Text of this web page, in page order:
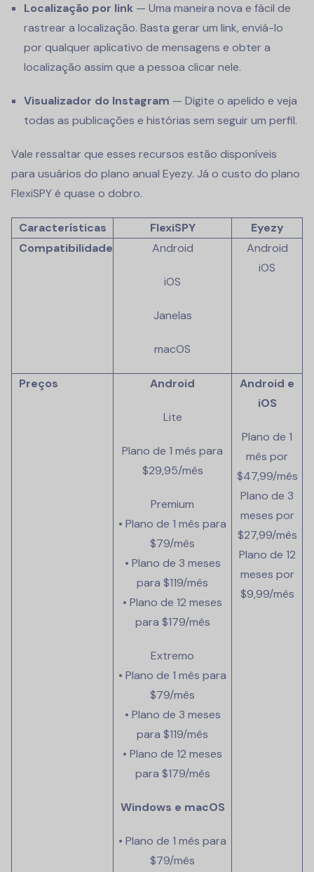
Localização por link — Uma maneira nova e fácil de
rastrear a localização. Basta gerar um link, enviá-lo
por qualquer aplicativo de mensagens e obter a
localização assim que a pessoa clicar nele.
Visualizador do Instagram — Digite o apelido e veja
todas as publicações e histórias sem seguir um perfil.
Vale ressaltar que esses recursos estão disponíveis
para usuários do plano anual Eyezy. Já o custo do plano
FlexiSPY é quase o dobro.
Características FlexiSPY
Eyezy
Compatibilidade
Android
iOS
Janelas
macOS
Android
iOS
Preços Android
Lite
Plano de 1 mês para
$29,95/mês
Premium
• Plano de 1 mês para
$79/mês
• Plano de 3 meses
para $119/mês
• Plano de 12 meses
para $179/mês
Extremo
• Plano de 1 mês para
$79/mês
• Plano de 3 meses
para $119/mês
• Plano de 12 meses
para $179/mês
Windows e macOS
• Plano de 1 mês para
$79/mês
Android e
iOS
Plano de 1
mês por
$47,99/mês
Plano de 3
meses por
$27,99/mês
Plano de 12
meses por
$9,99/mês